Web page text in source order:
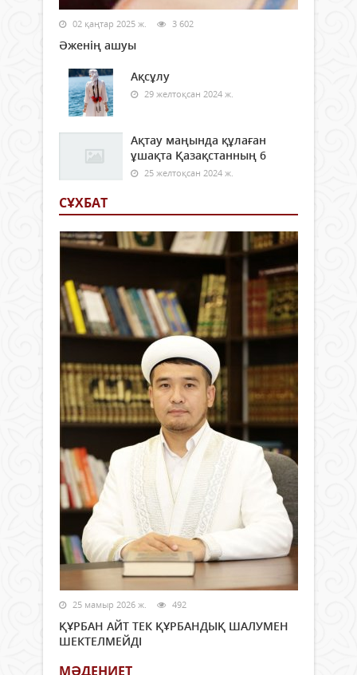
02 қаңтар 2025 ж. 3 602
Әженің ашуы
Ақсұлу
29 желтоқсан 2024 ж.
Ақтау маңында құлаған
ұшақта Қазақстанның 6
25 желтоқсан 2024 ж.
СҰХБАТ
25 мамыр 2026 ж. 492
ҚҰРБАН АЙТ ТЕК ҚҰРБАНДЫҚ ШАЛУМЕН
ШЕКТЕЛМЕЙДІ
МӘДЕНИЕТ